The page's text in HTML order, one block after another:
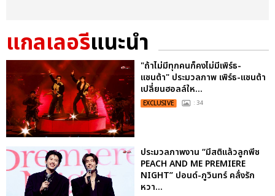
แกลเลอรีแนะนำ
"ถ้าไม่มีทุกคนก็คงไม่มีเพิร์ธ-
แซนต้า" ประมวลภาพ เพิร์ธ-แซนต้า
เปลี่ยนฮอลล์ให...
EXCLUSIVE : 34
ประมวลภาพงาน “มีสติแล้วลูกพีช
PEACH AND ME PREMIERE
NIGHT” ปอนด์-ภูวินทร์ คลั่งรัก
หวา...